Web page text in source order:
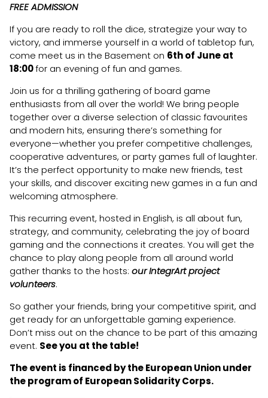
FREE ADMISSION
If you are ready to roll the dice, strategize your way to
victory, and immerse yourself in a world of tabletop fun,
come meet us in the Basement on 6th of June at
18:00for an evening of fun and games.
Join us for a thrilling gathering of board game
enthusiasts from all over the world! We bring people
together over a diverse selection of classic favourites
and modern hits, ensuring there’s something for
everyone—whether you prefer competitive challenges,
cooperative adventures, or party games full of laughter.
It’s the perfect opportunity to make new friends, test
your skills, and discover exciting new games in a fun and
welcoming atmosphere.
This recurring event, hosted in English, is all about fun,
strategy, and community, celebrating the joy of board
gaming and the connections it creates. You will get the
chance to play along people from all around world
gather thanks to the hosts: our IntegrArt project
volunteers.
So gather your friends, bring your competitive spirit, and
get ready for an unforgettable gaming experience.
Don’t miss out on the chance to be part of this amazing
event. See you at the table!
The event is financed by the European Union under
the program of European Solidarity Corps.